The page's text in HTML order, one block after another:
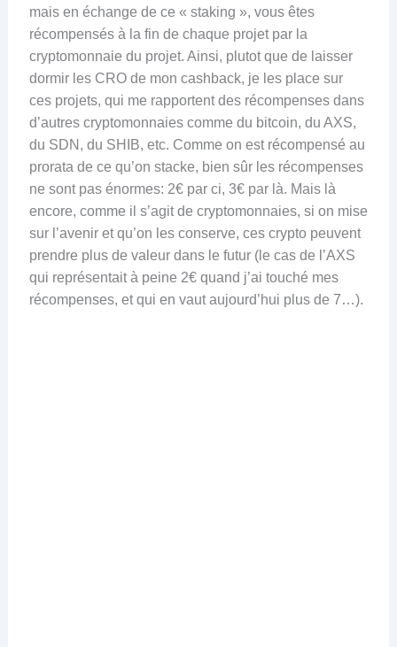
mais en échange de ce « staking », vous êtes
récompensés à la fin de chaque projet par la
cryptomonnaie du projet. Ainsi, plutot que de laisser
dormir les CRO de mon cashback, je les place sur
ces projets, qui me rapportent des récompenses dans
d’autres cryptomonnaies comme du bitcoin, du AXS,
du SDN, du SHIB, etc. Comme on est récompensé au
prorata de ce qu’on stacke, bien sûr les récompenses
ne sont pas énormes: 2€ par ci, 3€ par là. Mais là
encore, comme il s’agit de cryptomonnaies, si on mise
sur l’avenir et qu’on les conserve, ces crypto peuvent
prendre plus de valeur dans le futur (le cas de l’AXS
qui représentait à peine 2€ quand j’ai touché mes
récompenses, et qui en vaut aujourd’hui plus de 7…).